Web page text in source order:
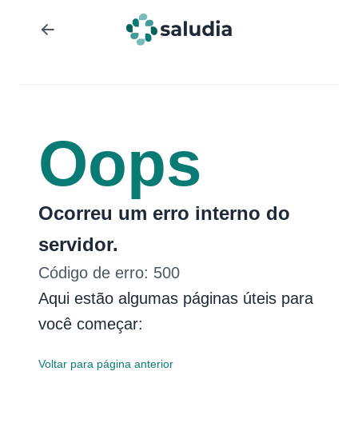
Oops
Ocorreu um erro interno do
servidor.
Código de erro: 500
Aqui estão algumas páginas úteis para
você começar:
Voltar para página anterior